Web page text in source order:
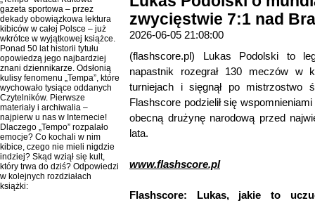
gazeta sportowa – przez
dekady obowiązkowa lektura
kibiców w całej Polsce – już
wkrótce w wyjątkowej książce.
Ponad 50 lat historii tytułu
opowiedzą jego najbardziej
znani dziennikarze. Odsłonią
kulisy fenomenu „Tempa”, które
wychowało tysiące oddanych
Czytelników. Pierwsze
materiały i archiwalia –
najpierw u nas w Internecie!
Dlaczego „Tempo” rozpalało
emocje? Co kochali w nim
kibice, czego nie mieli nigdzie
indziej? Skąd wziął się kult,
który trwa do dziś? Odpowiedzi
w kolejnych rozdziałach
książki:
zwycięstwie 7:1 nad
2026-06-05 21:08:00
(flashscore.pl) Lukas Podolski to
napastnik rozegrał 130 meczów w
turniejach i sięgnął po
Flashscore podzielił się
obecną drużynę narodową przed
lata.
www.flashscore.pl
Flashscore: Lukas, jakie to